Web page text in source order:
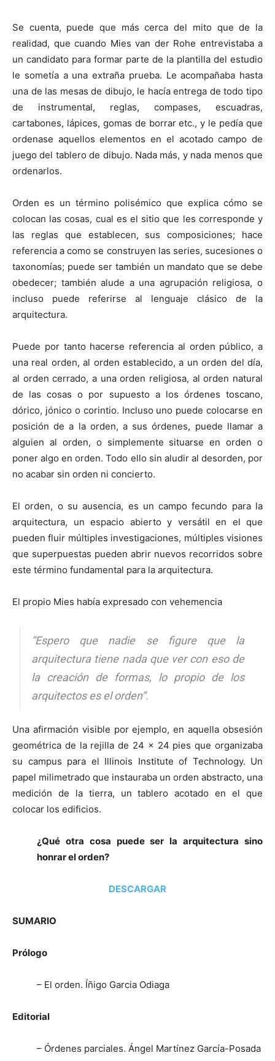
Se cuenta, puede que más cerca del mito que de la
realidad, que cuando Mies van der Rohe entrevistaba a
un candidato para formar parte de la plantilla del estudio
le sometía a una extraña prueba. Le acompañaba hasta
una de las mesas de dibujo, le hacía entrega de todo tipo
de instrumental, reglas, compases, escuadras,
cartabones, lápices, gomas de borrar etc., y le pedía que
ordenase aquellos elementos en el acotado campo de
juego del tablero de dibujo. Nada más, y nada menos que
ordenarlos.
Orden es un término polisémico que explica cómo se
colocan las cosas, cual es el sitio que les corresponde y
las reglas que establecen, sus composiciones; hace
referencia a como se construyen las series, sucesiones o
taxonomías; puede ser también un mandato que se debe
obedecer; también alude a una agrupación religiosa, o
incluso puede referirse al lenguaje clásico de la
arquitectura.
Puede por tanto hacerse referencia al orden público, a
una real orden, al orden establecido, a un orden del día,
al orden cerrado, a una orden religiosa, al orden natural
de las cosas o por supuesto a los órdenes toscano,
dórico, jónico o corintio. Incluso uno puede colocarse en
posición de a la orden, a sus órdenes, puede llamar a
alguien al orden, o simplemente situarse en orden o
poner algo en orden. Todo ello sin aludir al desorden, por
no acabar sin orden ni concierto.
El orden, o su ausencia, es un campo fecundo para la
arquitectura, un espacio abierto y versátil en el que
pueden fluir múltiples investigaciones, múltiples visiones
que superpuestas pueden abrir nuevos recorridos sobre
este término fundamental para la arquitectura.
El propio Mies había expresado con vehemencia
“Espero que nadie se figure que la
arquitectura tiene nada que ver con eso de
la creación de formas, lo propio de los
arquitectos es el orden”.
Una afirmación visible por ejemplo, en aquella obsesión
geométrica de la rejilla de 24 x 24 pies que organizaba
su campus para el Illinois Institute of Technology. Un
papel milimetrado que instauraba un orden abstracto, una
medición de la tierra, un tablero acotado en el que
colocar los edificios.
¿Qué otra cosa puede ser la arquitectura sino
honrar el orden?
DESCARGAR
SUMARIO
Prólogo
– El orden. Íñigo Garcia Odiaga
Editorial
– Órdenes parciales. Ángel Martínez García-Posada